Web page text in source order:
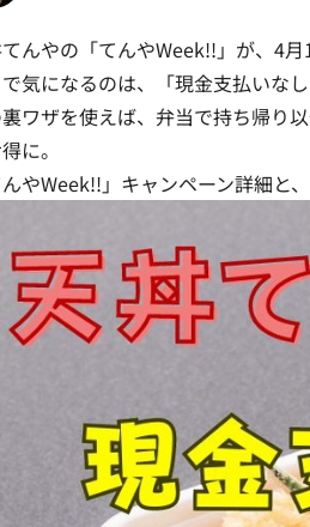
んやの「てんやWeek!!」が、4月
気になるのは、「現金支払いな
ワザを使えば、弁当で持ち帰り
に。
んやWeek!!」キャンペーン詳細と